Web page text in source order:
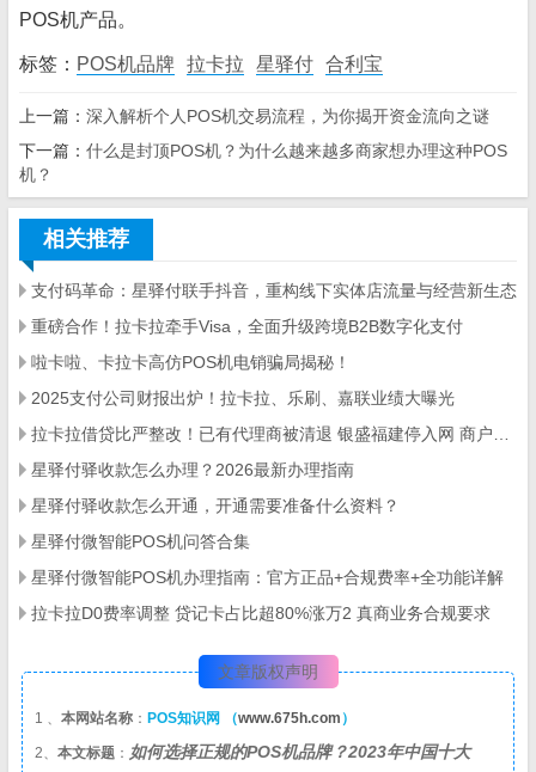
POS机产品。
标签： POS机品牌 拉卡拉 星驿付 合利宝
上一篇： 深入解析个人POS机交易流程，为你揭开资金流向之谜
下一篇： 什么是封顶POS机？为什么越来越多商家想办理这种POS
机？
相关推荐
支付码革命：星驿付联手抖音，重构线下实体店流量与经营新生态
重磅合作！拉卡拉牵手Visa，全面升级跨境B2B数字化支付
啦卡啦、卡拉卡高仿POS机电销骗局揭秘！
2025支付公司财报出炉！拉卡拉、乐刷、嘉联业绩大曝光
星驿付驿收款怎么办理？2026最新办理指南
星驿付驿收款怎么开通，开通需要准备什么资料？
星驿付微智能POS机问答合集
星驿付微智能POS机办理指南：官方正品+合规费率+全功能详解
拉卡拉D0费率调整 贷记卡占比超80%涨万2 真商业务合规要求
文章版权声明
1 、 本网站名称 ： POS知识网 （www.675h.com ）
2、 本文标题 ： 如何选择正规的POS机品牌？2023年中国十大